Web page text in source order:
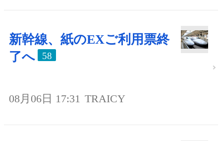
新幹線、紙のEXご利用票終
了へ
58
08月06日 17:31 TRAICY